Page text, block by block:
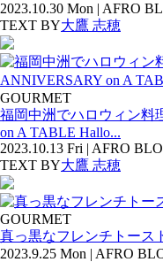
2023.10.30 Mon | AFRO
TEXT BY大鷹 志穂
GOURMET
福岡中洲でハロウィン料
on A TABLE Hallo...
2023.10.13 Fri | AFRO
TEXT BY大鷹 志穂
GOURMET
真っ黒なフレンチトース
2023.9.25 Mon | AFRO